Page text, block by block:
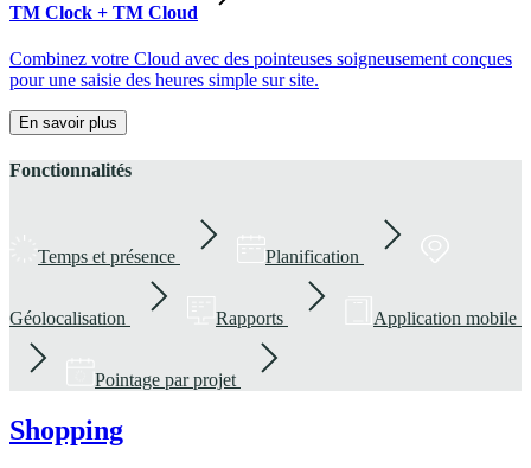
TM Clock + TM Cloud
Combinez votre Cloud avec des pointeuses soigneusement conçues
pour une saisie des heures simple sur site.
En savoir plus
Fonctionnalités
Temps et présence Planification
Géolocalisation Rapports Application mobile
Pointage par projet
Shopping